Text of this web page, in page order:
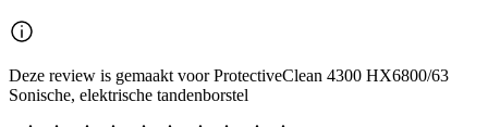
Deze review is gemaakt voor ProtectiveClean 4300 HX6800/63
Sonische, elektrische tandenborstel